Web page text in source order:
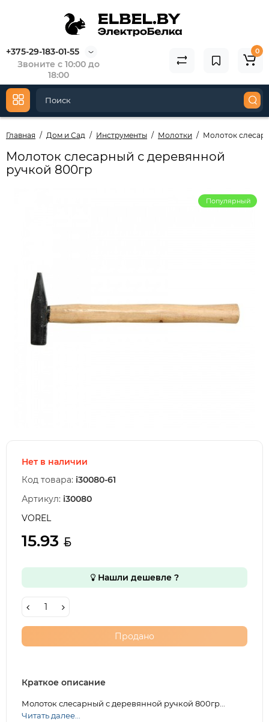
+375-29-183-01-55
Звоните с 10:00 до
18:00
0
Главная Дом и Сад Инструменты Молотки Молоток
Молоток слесарный с деревянной
ручкой 800гр
Популярный
Нет в наличии
Код товара: i30080-61
Артикул: i30080
VOREL
15.93
Нашли дешевле ?
Продано
Краткое описание
Молоток слесарный с деревянной ручкой 800гр...
Читать далее...